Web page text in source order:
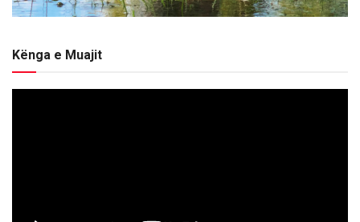
Kënga e Muajit